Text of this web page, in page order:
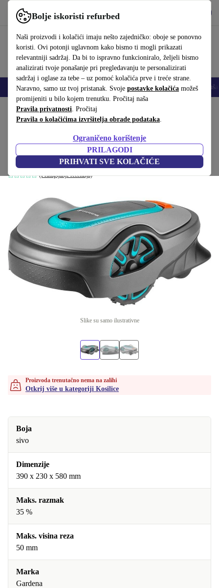
Bolje iskoristi refurbed
Naši proizvodi i kolačići imaju nešto zajedničko: oboje se ponovno
koristi. Ovi potonji uglavnom kako bismo ti mogli prikazati
relevantniji sadržaj. Da bi to ispravno funkcioniralo, željeli bismo
analizirati tvoje ponašanje pri pregledavanju te personalizirati
sadržaj i oglase za tebe – uz pomoć kolačića prve i treće strane.
Naravno, samo uz tvoj pristanak. Svoje postavke kolačića možeš
promijeniti u bilo kojem trenutku. Pročitaj naša
Pravila privatnosti. Pročitaj
Pravila o kolačićima izvršitelja obrade podataka.
Ograničeno korištenje
PRILAGODI
PRIHVATI SVE KOLAČIĆE
Koristi refurbed brzo i jednostavno
Mobiteli Prijenosna računala Tableti Pametni satovi Dodaci
Početna stranica Proizvodi Vrt
Gardena SILENO life 1.000 m² robotska
kosilica
sivo
(Prikupljanje recenzija)
Slike su samo ilustrativne
Proizvoda trenutačno nema na zalihi
Otkrij više u kategoriji Kosilice
Boja
sivo
Dimenzije
390 x 230 x 580 mm
Maks. razmak
35 %
Maks. visina reza
50 mm
Marka
Gardena